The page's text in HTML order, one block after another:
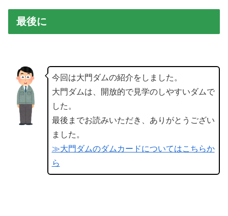
最後に
今回は大門ダムの紹介をしました。
大門ダムは、開放的で見学のしやすいダムで
した。
最後までお読みいただき、ありがとうござい
ました。
≫大門ダムのダムカードについてはこちらか
ら